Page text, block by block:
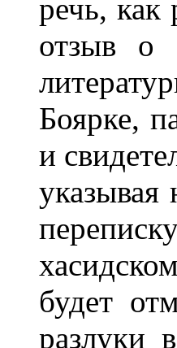
речь,
отзыв о
Боярке,
и
будет
разлуки